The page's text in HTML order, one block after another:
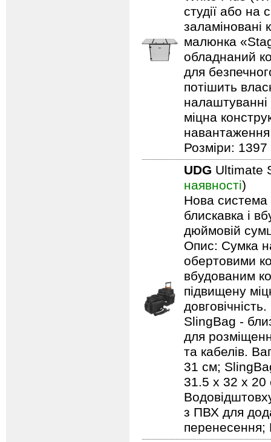
студії або на
заламіновані
малюнка
обладнаний
для
потішить
міцна
Розміри:
UDG Ultimate
наявності)
Нова система
блискавка і
дюймовій
Опис: Сумка
обертовими
вбудованим
підвищену
SlingBag -
для
та кабелів.
31 см;
31.5 x 32 x 20
з ПВХ для
перенесення;